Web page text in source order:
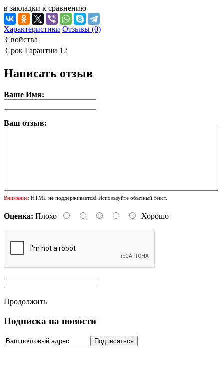
в закладки к сравнению
Характеристики Отзывы (0)
Свойства
Срок Гарантии 12
Написать отзыв
Ваше Имя:
Ваш отзыв:
Внимание: HTML не поддерживается! Используйте обычный текст.
Оценка: Плохо Хорошо
Продолжить
Подписка на новости